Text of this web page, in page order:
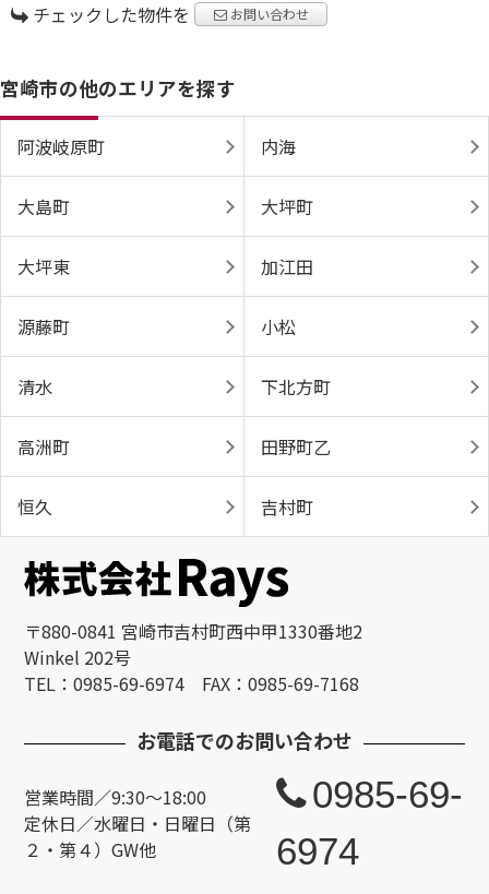
チェックした物件を お問い合わせ
宮崎市の他のエリアを探す
阿波岐原町 内海
大島町 大坪町
大坪東 加江田
源藤町 小松
清水 下北方町
高洲町 田野町乙
恒久 吉村町
〒880-0841 宮崎市吉村町西中甲1330番地2
Winkel 202号
TEL：0985-69-6974 FAX：0985-69-7168
お電話でのお問い合わせ
営業時間／9:30～18:00
定休日／水曜日・日曜日（第
２・第４）GW他
0985-69-
6974